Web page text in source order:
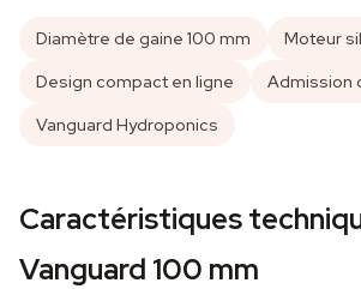
Diamètre de gaine 100 mm
Moteur
Design compact en ligne
Admission
Vanguard Hydroponics
Caractéristiques
Vanguard 100 mm